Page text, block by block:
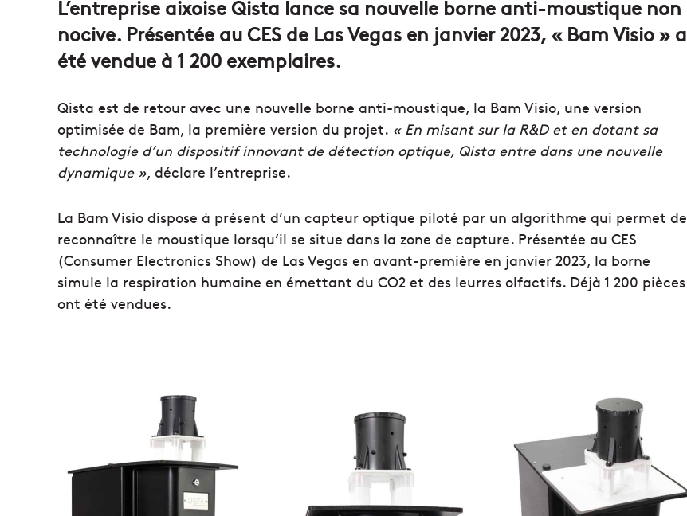
L’entreprise aixoise Qista lance sa nouvelle borne anti-moustique non
nocive. Présentée au CES de Las Vegas en janvier 2023, « Bam Visio » a
été vendue à 1 200 exemplaires.
Qista est de retour avec une nouvelle borne anti-moustique, la Bam Visio, une version
optimisée de Bam, la première version du projet. « En misant sur la R&D et en dotant sa
technologie d’un dispositif innovant de détection optique, Qista entre dans une nouvelle
dynamique », déclare l’entreprise.
La Bam Visio dispose à présent d’un capteur optique piloté par un algorithme qui permet de
reconnaître le moustique lorsqu’il se situe dans la zone de capture. Présentée au CES
(Consumer Electronics Show) de Las Vegas en avant-première en janvier 2023, la borne
simule la respiration humaine en émettant du CO2 et des leurres olfactifs. Déjà 1 200 pièces
ont été vendues.